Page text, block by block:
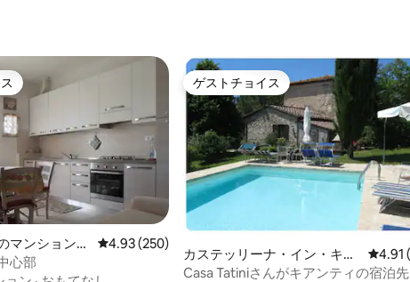
マンション・
レビュー250件、5つ星中4.93つ星の平均評価
4.93 (250)
心部
ゲストチョイス
ゲストチョイス
カステッリーナ・イン・キア
ンティのマンション・アパー
レビ
4.91
Casa Tatiniさんがキアンティの宿泊先